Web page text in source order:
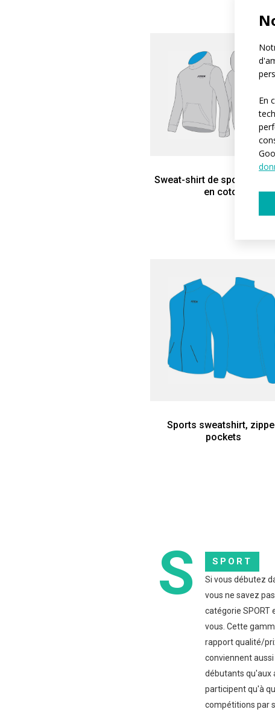
En
Sweat-shirt de sport à
en coton
Sports sweatshirt,
pockets
S SPORT
Si vous débutez
vous ne savez
catégorie SPORT
vous. Cette
rapport qualité/
conviennent
débutants qu'aux
participent qu'à
compétitions par